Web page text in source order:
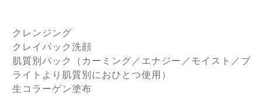
クレンジング
クレイパック洗顔
肌質別パック（カーミング／エナジー／モイスト／ブ
ライトより肌質別におひとつ使用）
生コラーゲン塗布